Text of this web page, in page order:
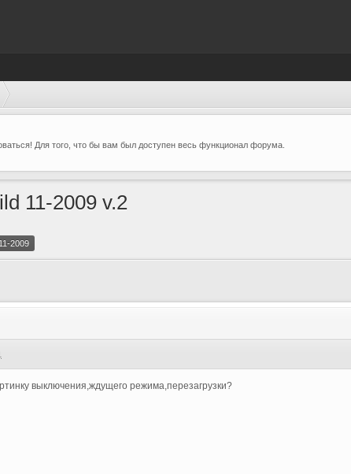
Для того, что бы вам был доступен весь функционал форума.
11-2009 v.2
11-2009
выключения,ждущего режима,перезагрузки?